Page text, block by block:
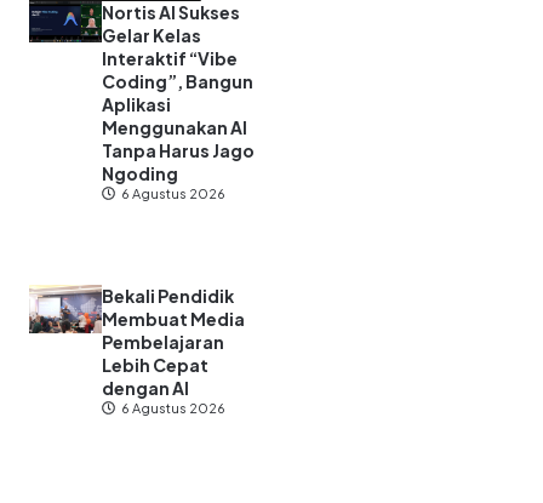
Nortis AI Sukses
Gelar Kelas
Interaktif “Vibe
Coding”, Bangun
Aplikasi
Menggunakan AI
Tanpa Harus Jago
Ngoding
6 Agustus 2026
Bekali Pendidik
Membuat Media
Pembelajaran
Lebih Cepat
dengan AI
6 Agustus 2026